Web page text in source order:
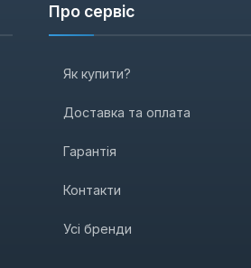
Про сервіс
Як купити?
Доставка та оплата
Гарантія
Контакти
Усі бренди